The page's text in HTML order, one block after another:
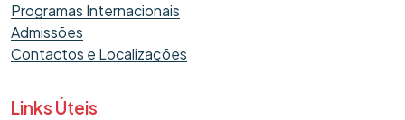
Programas Internacionais
Admissões
Contactos e Localizações
Links Úteis